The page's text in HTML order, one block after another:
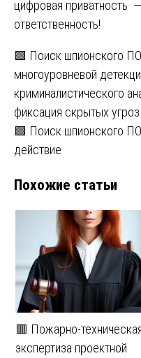
цифровая приватность
ответственность!
Навигация
по
записям
🟩 Поиск шпионского
многоуровневой
криминалистического
фиксация скрытых угроз
🟩 Поиск шпионского
действие
Похожие статьи
🟥 Пожарно-
экспертиза проектной